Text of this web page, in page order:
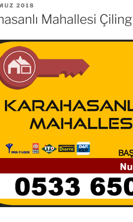
2018
Mahallesi